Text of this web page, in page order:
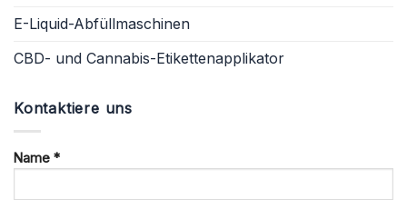
E-Liquid-Abfüllmaschinen
CBD- und Cannabis-Etikettenapplikator
Kontaktiere uns
Name *